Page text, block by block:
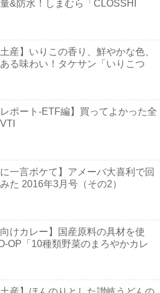
&防水！しまむら「CLOSSHI
土産】いりこの香り、鮮やかな色、
る味わい！タケサン「いりこつ
レポート-ETF編】買ってよかった全
に一言ボケて】アメーバ大喜利で回
た 2016年3月号（その2）
向けカレー】国産原料の具材を使
OP「10種類野菜のまろやかカレ